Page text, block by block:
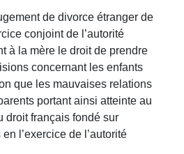
de divorce étranger de
conjoint de l’autorité
à la mère le droit de prendre
concernant les enfants
que les mauvaises relations
portant ainsi atteinte au
droit français fondé sur
en l’exercice de l’autorité